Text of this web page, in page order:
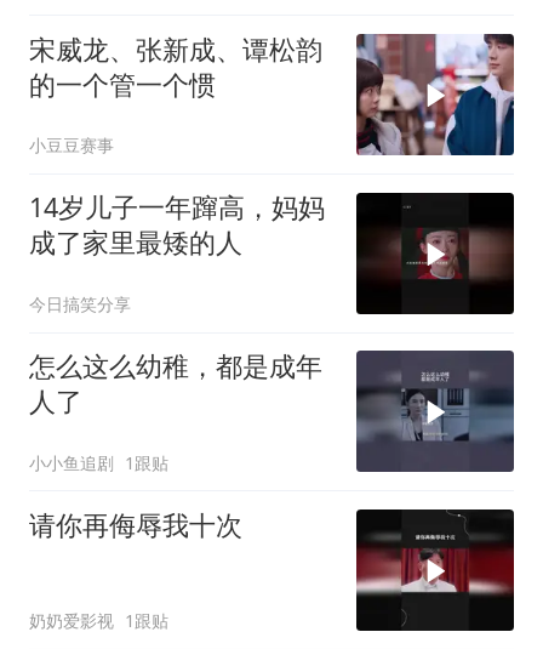
宋威龙、张新成、谭松韵
的一个管一个惯
小豆豆赛事
14岁儿子一年蹿高，妈妈
成了家里最矮的人
今日搞笑分享
怎么这么幼稚，都是成年
人了
小小鱼追剧 1跟贴
请你再侮辱我十次
奶奶爱影视 1跟贴